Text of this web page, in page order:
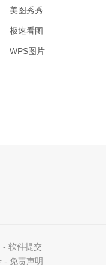
美图秀秀
极速看图
WPS图片
- 软件提交
- 免责声明